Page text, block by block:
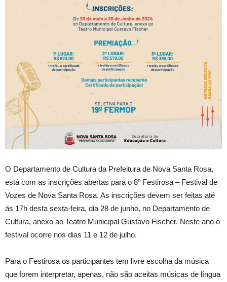
O Departamento de Cultura da Prefeitura de Nova Santa Rosa,
está com as inscrições abertas para o 8º Festirosa – Festival de
Vozes de Nova Santa Rosa. As inscrições devem ser feitas até
às 17h desta sexta-feira, dia 28 de junho, no Departamento de
Cultura, anexo ao Teatro Municipal Gustavo Fischer. Neste ano o
festival ocorre nos dias 11 e 12 de julho.
Para o Festirosa os participantes tem livre escolha da música
que forem interpretar, apenas, não são aceitas músicas de língua